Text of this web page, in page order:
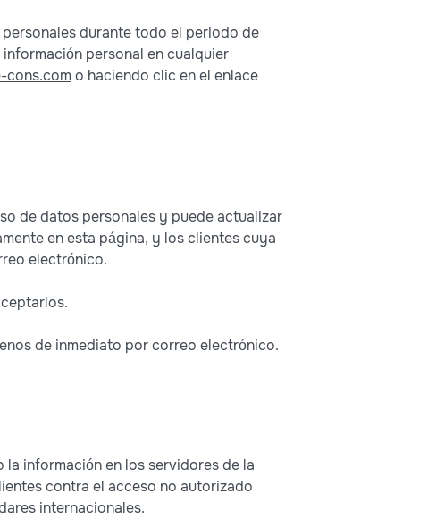
durante todo el periodo de
personal en cualquier
cons.com o haciendo clic en el enlace
de datos personales y puede actualizar
en esta página, y los clientes cuya
electrónico.
de inmediato por correo electrónico.
información en los servidores de la
contra el acceso no autorizado
internacionales.